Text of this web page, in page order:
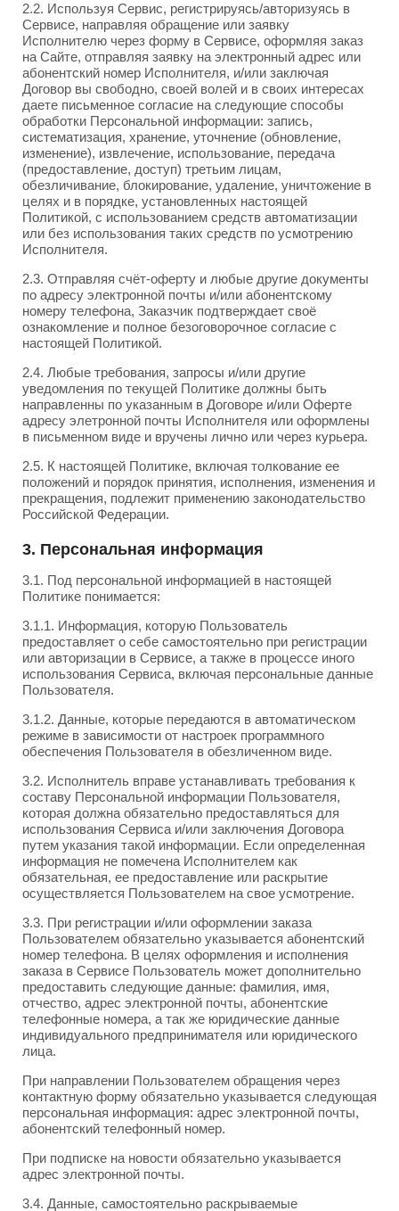
2.2. Используя Сервис, регистрируясь/авторизуясь в
Сервисе, направляя обращение или заявку
Исполнителю через форму в Сервисе, оформляя заказ
на Сайте, отправляя заявку на электронный адрес или
абонентский номер Исполнителя, и/или заключая
Договор вы свободно, своей волей и в своих интересах
даете письменное согласие на следующие способы
обработки Персональной информации: запись,
систематизация, хранение, уточнение (обновление,
изменение), извлечение, использование, передача
(предоставление, доступ) третьим лицам,
обезличивание, блокирование, удаление, уничтожение в
целях и в порядке, установленных настоящей
Политикой, с использованием средств автоматизации
или без использования таких средств по усмотрению
Исполнителя.
2.3. Отправляя счёт-оферту и любые другие документы
по адресу электронной почты и/или абонентскому
номеру телефона, Заказчик подтверждает своё
ознакомление и полное безоговорочное согласие с
настоящей Политикой.
2.4. Любые требования, запросы и/или другие
уведомления по текущей Политике должны быть
направленны по указанным в Договоре и/или Оферте
адресу элетронной почты Исполнителя или оформлены
в письменном виде и вручены лично или через курьера.
2.5. К настоящей Политике, включая толкование ее
положений и порядок принятия, исполнения, изменения и
прекращения, подлежит применению законодательство
Российской Федерации.
3. Персональная информация
3.1. Под персональной информацией в настоящей
Политике понимается:
3.1.1. Информация, которую Пользователь
предоставляет о себе самостоятельно при регистрации
или авторизации в Сервисе, а также в процессе иного
использования Сервиса, включая персональные данные
Пользователя.
3.1.2. Данные, которые передаются в автоматическом
режиме в зависимости от настроек программного
обеспечения Пользователя в обезличенном виде.
3.2. Исполнитель вправе устанавливать требования к
составу Персональной информации Пользователя,
которая должна обязательно предоставляться для
использования Сервиса и/или заключения Договора
путем указания такой информации. Если определенная
информация не помечена Исполнителем как
обязательная, ее предоставление или раскрытие
осуществляется Пользователем на свое усмотрение.
3.3. При регистрации и/или оформлении заказа
Пользователем обязательно указывается абонентский
номер телефона. В целях оформления и исполнения
заказа в Сервисе Пользователь может дополнительно
предоставить следующие данные: фамилия, имя,
отчество, адрес электронной почты, абонентские
телефонные номера, а так же юридические данные
индивидуального предпринимателя или юридического
лица.
При направлении Пользователем обращения через
контактную форму обязательно указывается следующая
персональная информация: адрес электронной почты,
абонентский телефонный номер.
При подписке на новости обязательно указывается
адрес электронной почты.
3.4. Данные, самостоятельно раскрываемые